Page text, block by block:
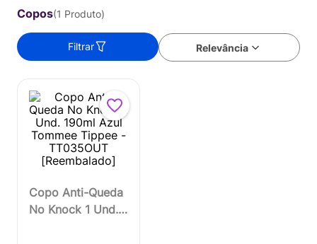
Copos 1 Produto
Relevância
Filtrar
Copo Anti-Queda
No Knock 1 Und.